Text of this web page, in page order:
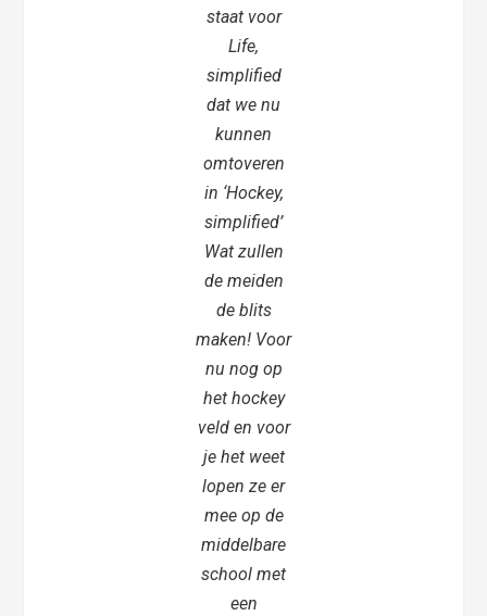
staat voor
Life,
simplified
dat we nu
kunnen
omtoveren
in ‘Hockey,
simplified’
Wat zullen
de meiden
de blits
maken! Voor
nu nog op
het hockey
veld en voor
je het weet
lopen ze er
mee op de
middelbare
school met
een